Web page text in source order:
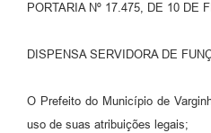
PORTARIA Nº 17.475, DE 10 DE
DISPENSA SERVIDORA DE
O Prefeito do Município de
uso de suas atribuições legais;